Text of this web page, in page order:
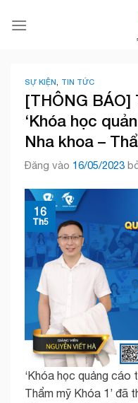
qua
SỰ KIỆN TIN TỨC
[THÔNG
‘Khóa học
Nha khoa –
Đăng vào 16/05/2023
16
Th5
‘Khóa học quảng cáo
Thẩm mỹ Khóa 1’ đã